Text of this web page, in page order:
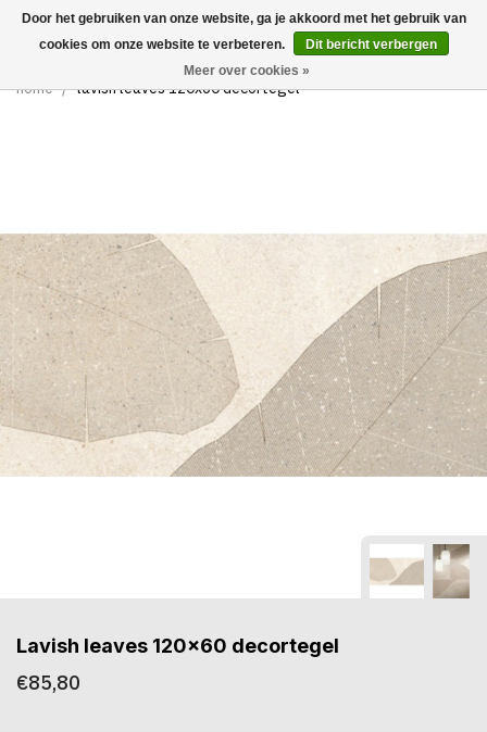
0
home / lavish leaves 120x60 decortegel
Lavish leaves 120x60 decortegel
€85,80
Door het gebruiken van onze website, ga je akkoord met het gebruik van
cookies om onze website te verbeteren.
Dit bericht verbergen
Meer over cookies »